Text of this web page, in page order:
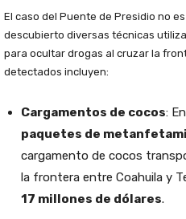
El caso del Puente de Presidio no
descubierto diversas técnicas
para ocultar drogas al cruzar la
detectados incluyen:
Cargamentos de cocos:
paquetes de
cargamento de cocos
la frontera entre Coahuila y
17 millones de dólares.